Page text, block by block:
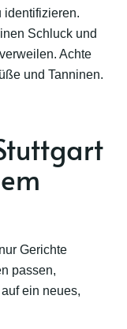
identifizieren.
Schluck und
Achte
und Tanninen.
Gerichte
passen,
ein neues,